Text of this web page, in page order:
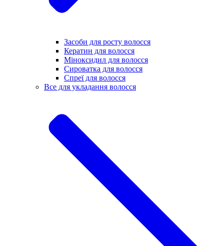
Засоби для росту волосся
Кератин для волосся
Міноксидил для волосся
Сироватка для волосся
Спреї для волосся
Все для укладання волосся